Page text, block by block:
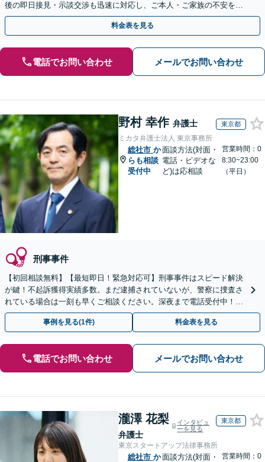
後の即日接見・示談交渉も迅速に対応し、ご本人・ご家族の不安を最
小限に抑えます。【初回相談可能】【WEB面談可能】
料金表を見る
電話でお問い合わせ メールでお問い合わせ
野村 幸作 弁護士 東京都
ミカタ弁護士法人 東京事務所
総社市 か
らも相談
受付中
面談方法(対面・
電話・ビデオな
ど)は応相談
営業時間：0
8:30~23:00
（平日）
刑事事件
【初回相談無料】【最短即日！緊急対応可】刑事事件はスピード解決
が鍵！不起訴獲得実績多数。まだ逮捕されていないが、警察に捜査さ
れている場合は一刻も早くご相談ください。深夜まで電話受付中！痴
漢／盗撮／のぞき／その他性犯罪など
事例を見る(1件) 料金表を見る
電話でお問い合わせ メールでお問い合わせ
瀧澤 花梨
弁護士
インタビュ
ーを見る
東京都
東京スタートアップ法律事務所
総社市 か面談方法(対面・
営業時間：0